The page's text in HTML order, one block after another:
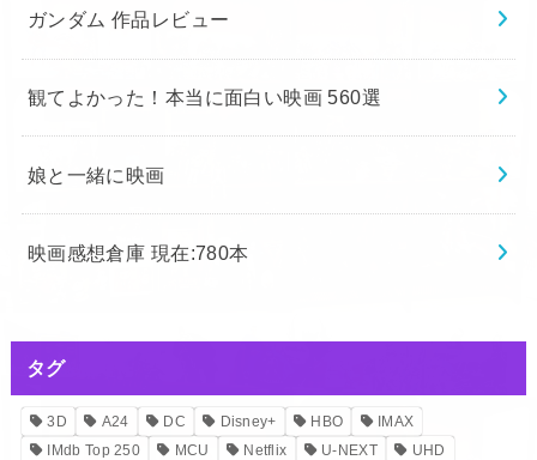
ガンダム 作品レビュー
観てよかった！本当に面白い映画 560選
娘と一緒に映画
映画感想倉庫 現在:780本
タグ
3D A24 DC Disney+ HBO
IMAX
IMdb Top 250
MCU Netflix U-NEXT
UHD